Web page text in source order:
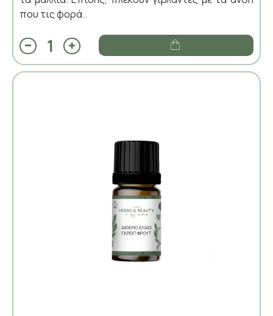
που τις φορά..